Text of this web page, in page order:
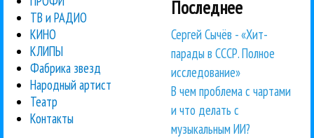
ТВ и РАДИО
КИНО
КЛИПЫ
Фабрика звезд
Народный артист
Театр
Контакты
Последнее
Сергей Сычёв - «Хит-
парады в СССР. Полное
исследование»
В чем проблема с чартами
и что делать с
музыкальным ИИ?